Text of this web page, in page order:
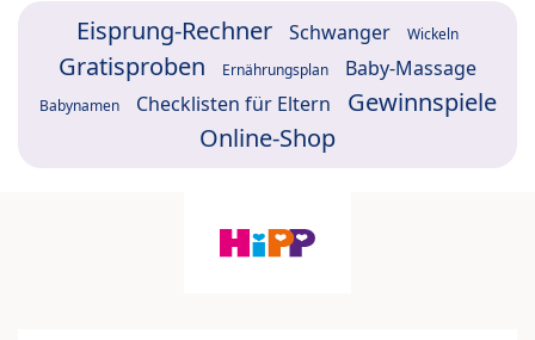
Eisprung-Rechner Schwanger Wickeln
Gratisproben Ernährungsplan Baby-Massage
Babynamen Checklisten für Eltern
Gewinnspiele
Online-Shop